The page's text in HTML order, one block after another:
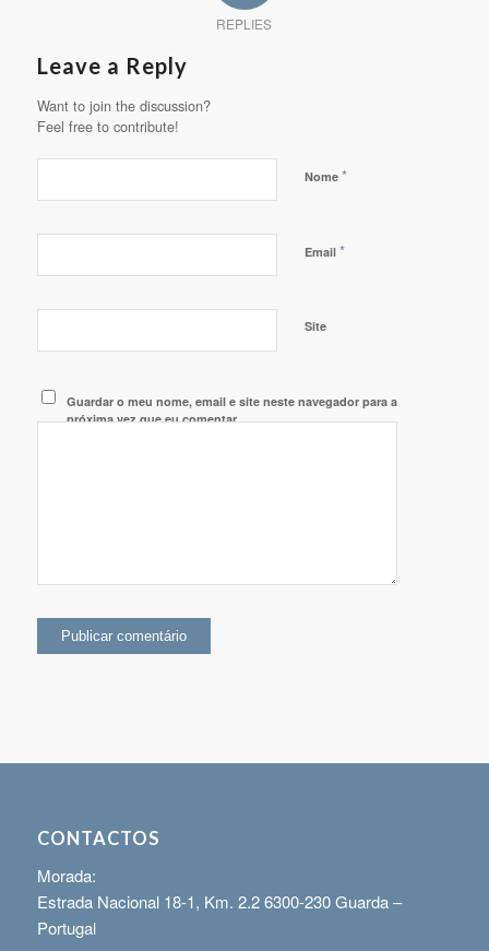
REPLIES
Leave a Reply
Want to join the discussion?
Feel free to contribute!
Nome *
Email *
Site
Guardar o meu nome, email e site neste navegador para a
próxima vez que eu comentar.
CONTACTOS
Morada:
Estrada Nacional 18-1, Km. 2.2 6300-230 Guarda –
Portugal